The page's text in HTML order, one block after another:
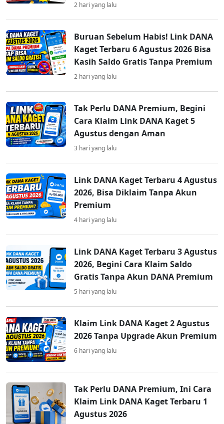
2 hari yang lalu
Buruan Sebelum Habis! Link DANA
Kaget Terbaru 6 Agustus 2026 Bisa
Kasih Saldo Gratis Tanpa Premium
2 hari yang lalu
Tak Perlu DANA Premium, Begini
Cara Klaim Link DANA Kaget 5
Agustus dengan Aman
3 hari yang lalu
Link DANA Kaget Terbaru 4 Agustus
2026, Bisa Diklaim Tanpa Akun
Premium
4 hari yang lalu
Link DANA Kaget Terbaru 3 Agustus
2026, Begini Cara Klaim Saldo
Gratis Tanpa Akun DANA Premium
5 hari yang lalu
Klaim Link DANA Kaget 2 Agustus
2026 Tanpa Upgrade Akun Premium
6 hari yang lalu
Tak Perlu DANA Premium, Ini Cara
Klaim Link DANA Kaget Terbaru 1
Agustus 2026